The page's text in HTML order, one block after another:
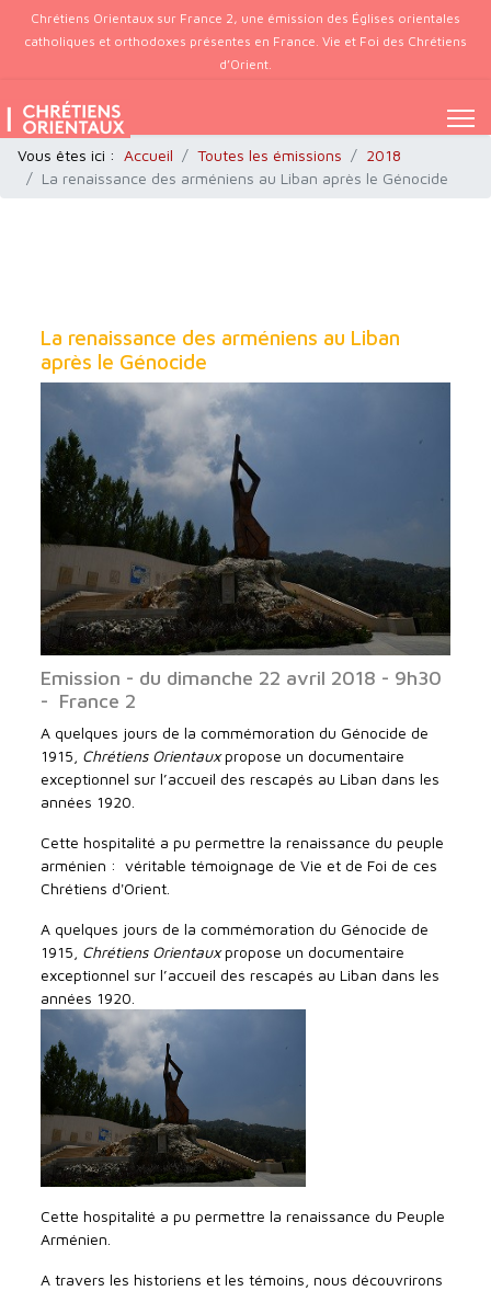
Chrétiens Orientaux sur France 2, une émission des Églises orientales
catholiques et orthodoxes présentes en France. Vie et Foi des Chrétiens
d’Orient.
Vous êtes ici : Accueil Toutes les émissions
2018
La renaissance des arméniens au Liban après le Génocide
La renaissance des arméniens au Liban
après le Génocide
Emission - du dimanche 22 avril 2018 - 9h30
- France 2
A quelques jours de la commémoration du Génocide de
1915, Chrétiens Orientauxpropose un documentaire
exceptionnel sur l’accueil des rescapés au Liban dans les
années 1920.
Cette hospitalité a pu permettre la renaissance du peuple
arménien : véritable témoignage de Vie et de Foi de ces
Chrétiens d'Orient.
A quelques jours de la commémoration du Génocide de
1915, Chrétiens Orientauxpropose un documentaire
exceptionnel sur l’accueil des rescapés au Liban dans les
années 1920.
Cette hospitalité a pu permettre la renaissance du Peuple
Arménien.
A travers les historiens et les témoins, nous découvrirons